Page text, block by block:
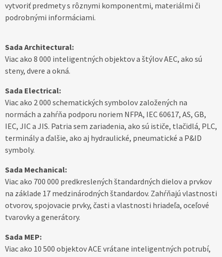
vytvoriť predmety s rôznymi komponentmi, materiálmi či
podrobnými informáciami.
Sada Architectural:
Viac ako 8 000 inteligentných objektov a štýlov AEC, ako sú
steny, dvere a okná.
Sada Electrical:
Viac ako 2 000 schematických symbolov založených na
normách a zahŕňa podporu noriem NFPA, IEC 60617, AS, GB,
IEC, JIC a JIS. Patria sem zariadenia, ako sú ističe, tlačidlá, PLC,
terminály a ďalšie, ako aj hydraulické, pneumatické a P&ID
symboly.
Sada Mechanical:
Viac ako 700 000 predkreslených štandardných dielov a prvkov
na základe 17 medzinárodných štandardov. Zahŕňajú vlastnosti
otvorov, spojovacie prvky, časti a vlastnosti hriadeľa, oceľové
tvarovky a generátory.
Sada MEP:
Viac ako 10 500 objektov ACE vrátane inteligentných potrubí,